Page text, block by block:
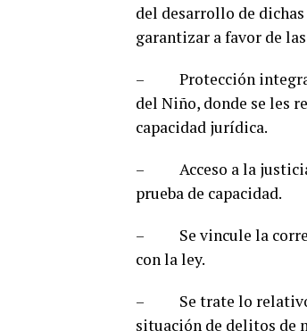
del desarrollo de
garantizar a favor de
– Protección integral
del Niño, donde se les
capacidad jurídica.
– Acceso a la justicia
prueba de capacidad.
– Se vincule la
con la ley.
– Se trate lo relativo
situación de delitos de